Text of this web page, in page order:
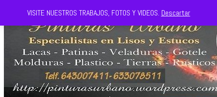
VISITE NUESTROS TRABAJOS, FOTOS Y VIDEOS. Descartar